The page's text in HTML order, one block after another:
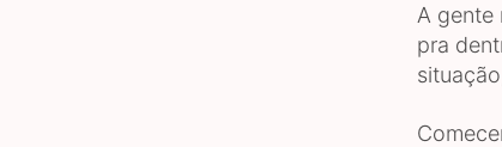
A gente
pra